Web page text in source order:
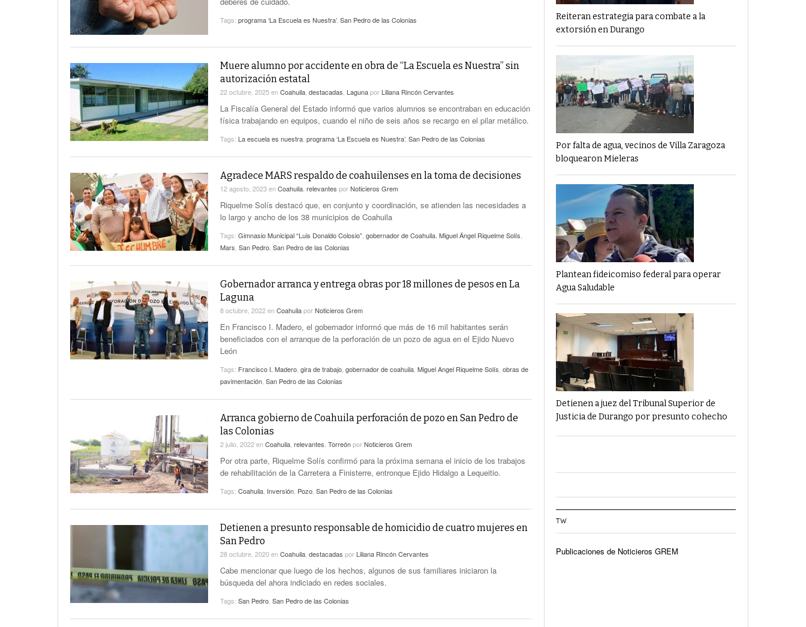
Tags: programa ‘La Escuela es Nuestra’, San Pedro de las Colonias
Muere alumno por accidente en obra de “La Escuela es Nuestra” sin
autorización estatal
22 octubre, 2025enCoahuila, destacadas, Lagunapor Liliana Rincón Cervantes
La Fiscalía General del Estado informó que varios alumnos se encontraban en educación
física trabajando en equipos, cuando el niño de seis años se recargo en el pilar metálico.
Tags: La escuela es nuestra, programa ‘La Escuela es Nuestra’, San Pedro de las Colonias
Agradece MARS respaldo de coahuilenses en la toma de decisiones
12 agosto, 2023enCoahuila, relevantes porNoticieros Grem
Riquelme Solís destacó que, en conjunto y coordinación, se atienden las necesidades a
lo largo y ancho de los 38 municipios de Coahuila
Tags: Gimnasio Municipal “Luis Donaldo Colosio”, gobernador de Coahuila. Miguel Ángel Riquelme Solís,
Mars, San Pedro, San Pedro de las Colonias
Gobernador arranca y entrega obras por 18 millones de pesos en La
Laguna
8 octubre, 2022enCoahuilaporNoticieros Grem
En Francisco I. Madero, el gobernador informó que más de 16 mil habitantes serán
beneficiados con el arranque de la perforación de un pozo de agua en el Ejido Nuevo
León
Tags: Francisco I. Madero, gira de trabajo, gobernador de coahuila, Miguel Angel Riquelme Solís, obras de
pavimentación, San Pedro de las Colonias
Arranca gobierno de Coahuila perforación de pozo en San Pedro de
las Colonias
2 julio, 2022enCoahuila, relevantes, TorreónporNoticieros Grem
Por otra parte, Riquelme Solís confirmó para la próxima semana el inicio de los trabajos
de rehabilitación de la Carretera a Finisterre, entronque Ejido Hidalgo a Lequeitio.
Tags: Coahuila, Inversión, Pozo, San Pedro de las Colonias
Detienen a presunto responsable de homicidio de cuatro mujeres en
San Pedro
28 octubre, 2020enCoahuila, destacadas por Liliana Rincón Cervantes
Cabe mencionar que luego de los hechos, algunos de sus familiares iniciaron la
búsqueda del ahora indiciado en redes sociales.
Tags: San Pedro, San Pedro de las Colonias
Reiteran estrategia para combate a la
extorsión en Durango
Por falta de agua, vecinos de Villa Zaragoza
bloquearon Mieleras
Plantean fideicomiso federal para operar
Agua Saludable
Detienen a juez del Tribunal Superior de
Justicia de Durango por presunto cohecho
TW
Publicaciones de Noticieros GREM